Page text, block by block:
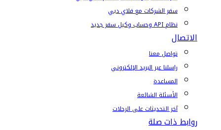
سفر الشركات مع فلاي دبي
نظام API وحساب وكيل سفر جديد
الاتصال
تواصل معنا
راسلنا عبر البريد الإلكتروني
المساعدة
الأسئلة الشائعة
آخر التحديثات على الرحلات
روابط ذات صلة